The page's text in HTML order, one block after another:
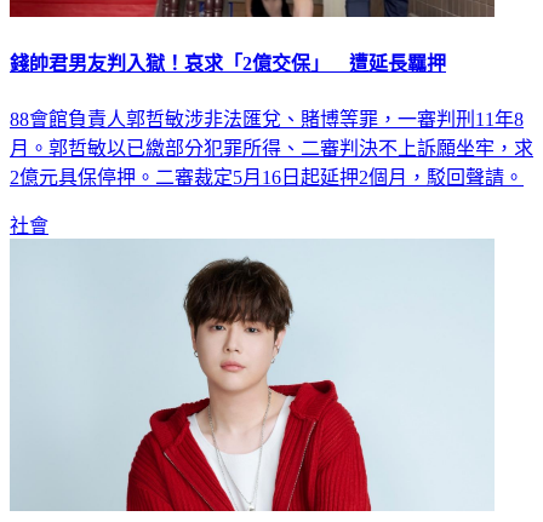
錢帥君男友判入獄！哀求「2億交保」 遭延長羈押
88會館負責人郭哲敏涉非法匯兌、賭博等罪，一審判刑11年8
月。郭哲敏以已繳部分犯罪所得、二審判決不上訴願坐牢，求
2億元具保停押。二審裁定5月16日起延押2個月，駁回聲請。
社會